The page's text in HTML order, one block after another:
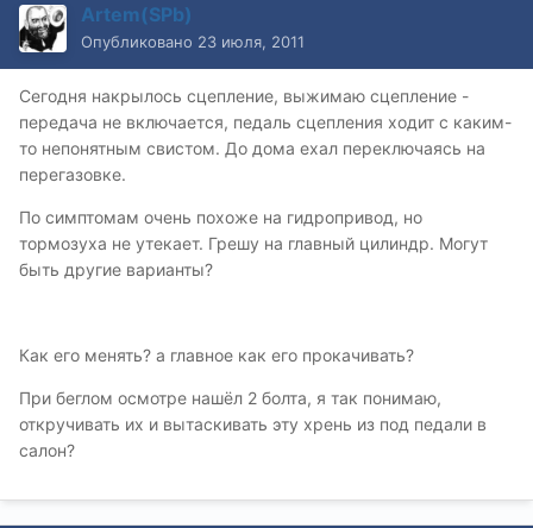
Artem(SPb)
Опубликовано 23 июля, 2011
Сегодня накрылось сцепление, выжимаю сцепление -
передача не включается, педаль сцепления ходит с каким-
то непонятным свистом. До дома ехал переключаясь на
перегазовке.
По симптомам очень похоже на гидропривод, но
тормозуха не утекает. Грешу на главный цилиндр. Могут
быть другие варианты?
Как его менять? а главное как его прокачивать?
При беглом осмотре нашёл 2 болта, я так понимаю,
откручивать их и вытаскивать эту хрень из под педали в
салон?